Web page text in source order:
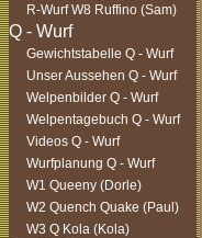
R-Wurf W8 Ruffino (Sam)
Gewichtstabelle Q - Wurf
Unser Aussehen Q - Wurf
Welpenbilder Q - Wurf
Welpentagebuch Q - Wurf
Videos Q - Wurf
Wurfplanung Q - Wurf
W1 Queeny (Dorle)
W2 Quench Quake (Paul)
W3 Q Kola (Kola)